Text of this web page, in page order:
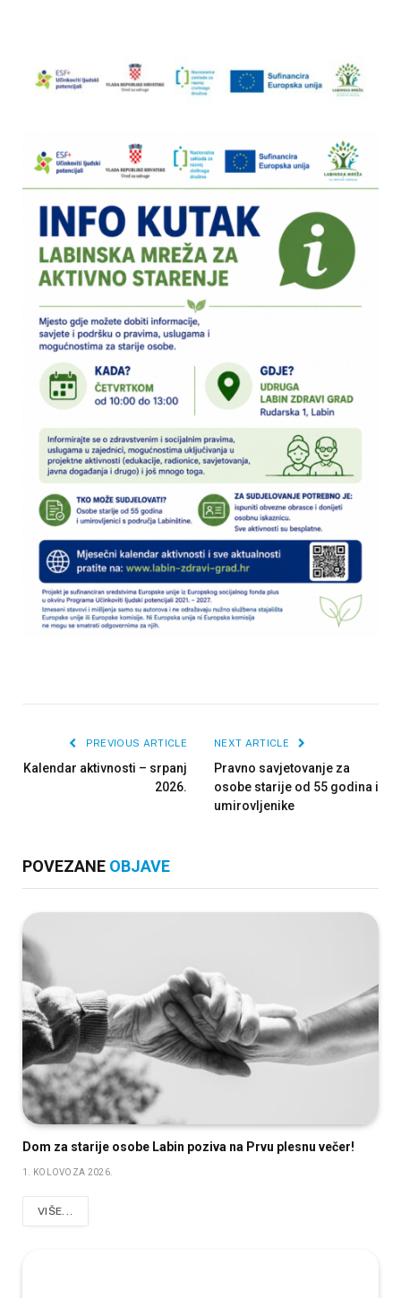
PREVIOUS ARTICLE
Kalendar aktivnosti – srpanj
2026.
NEXT ARTICLE
Pravno savjetovanje za
osobe starije od 55 godina i
umirovljenike
POVEZANE OBJAVE
Dom za starije osobe Labin poziva na Prvu plesnu večer!
1. KOLOVOZA 2026.
VIŠE...